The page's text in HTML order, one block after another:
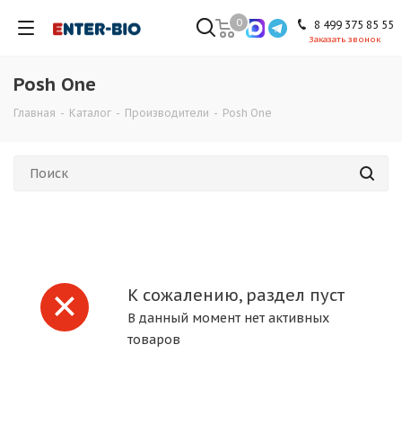
8 499 375 85 55
Заказать звонок
0
Posh One
Главная - Каталог - Производители - Posh One
К сожалению, раздел пуст
В данный момент нет активных
товаров